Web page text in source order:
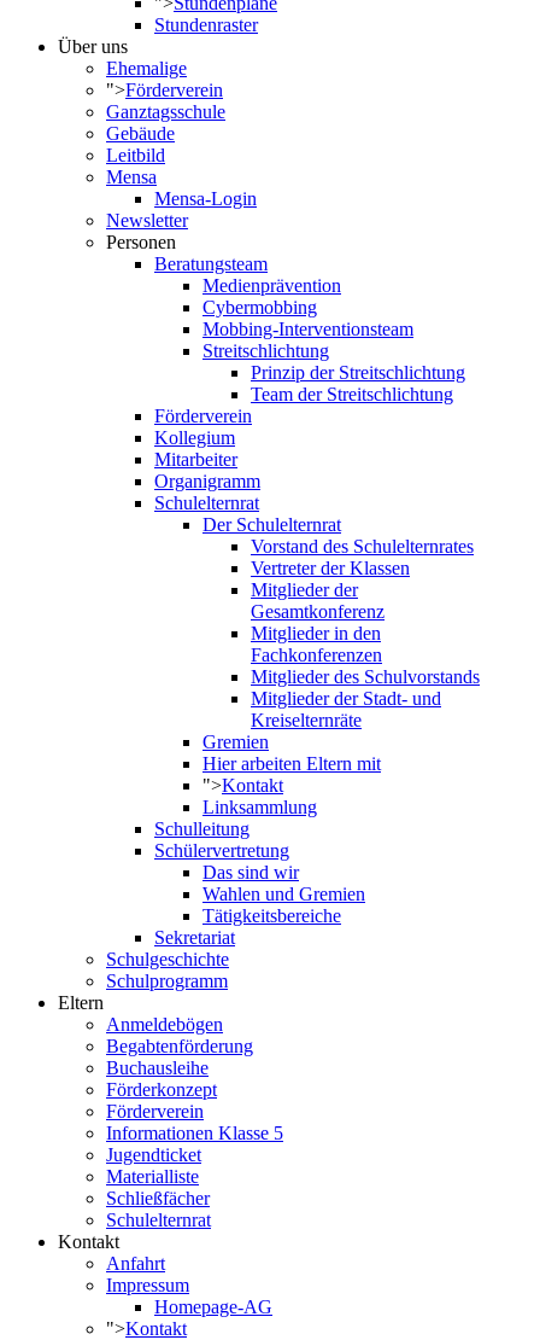
Stundenraster
Über uns
Ehemalige
">Förderverein
Ganztagsschule
Gebäude
Leitbild
Mensa
Mensa-Login
Newsletter
Personen
Beratungsteam
Medienprävention
Cybermobbing
Mobbing-Interventionsteam
Streitschlichtung
Prinzip der Streitschlichtung
Team der Streitschlichtung
Förderverein
Kollegium
Mitarbeiter
Organigramm
Schulelternrat
Der Schulelternrat
Vorstand des Schulelternrates
Vertreter der Klassen
Mitglieder der
Gesamtkonferenz
Mitglieder in den
Fachkonferenzen
Mitglieder des Schulvorstands
Mitglieder der Stadt- und
Kreiselternräte
Gremien
Hier arbeiten Eltern mit
">Kontakt
Linksammlung
Schulleitung
Schülervertretung
Das sind wir
Wahlen und Gremien
Tätigkeitsbereiche
Sekretariat
Schulgeschichte
Schulprogramm
Eltern
Anmeldebögen
Begabtenförderung
Buchausleihe
Förderkonzept
Förderverein
Informationen Klasse 5
Jugendticket
Materialliste
Schließfächer
Schulelternrat
Kontakt
Anfahrt
Impressum
Homepage-AG
">Kontakt